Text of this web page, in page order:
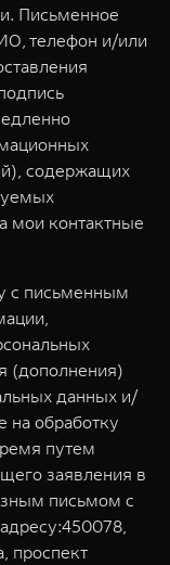
Письменное
телефон и/или
содержащих
мои контактные
с письменным
(дополнения)
данных и/
на обработку
путем
заявления в
письмом с
проспект